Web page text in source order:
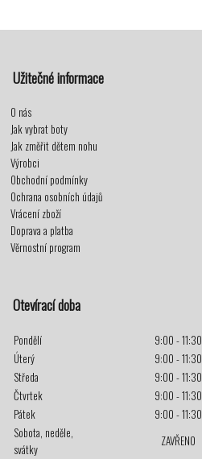
Užitečné informace
O nás
Jak vybrat boty
Jak změřit dětem nohu
Výrobci
Obchodní podmínky
Ochrana osobních údajů
Vrácení zboží
Doprava a platba
Věrnostní program
Otevírací doba
Pondělí 9:00 - 11:30
Úterý
9:00 - 11:30
Středa
9:00 - 11:30
Čtvrtek
9:00 - 11:30
Pátek
9:00 - 11:30
Sobota, neděle,
svátky
ZAVŘENO